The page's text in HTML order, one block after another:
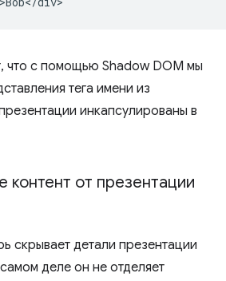
что с помощью Shadow DOM мы
тега имени из
инкапсулированы в
контент от презентации
скрывает детали презентации
деле он не отделяет